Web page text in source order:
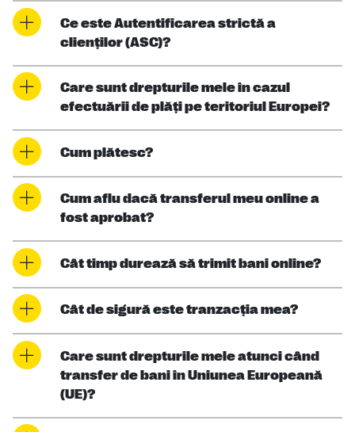
Ce este Autentificarea strictă a
clienţilor (ASC)?
Care sunt drepturile mele în cazul
efectuării de plăţi pe teritoriul Europei?
Cum plătesc?
Cum aflu dacă transferul meu online a
fost aprobat?
Cât timp durează să trimit bani online?
Cât de sigură este tranzacţia mea?
Care sunt drepturile mele atunci când
transfer de bani în Uniunea Europeană
(UE)?